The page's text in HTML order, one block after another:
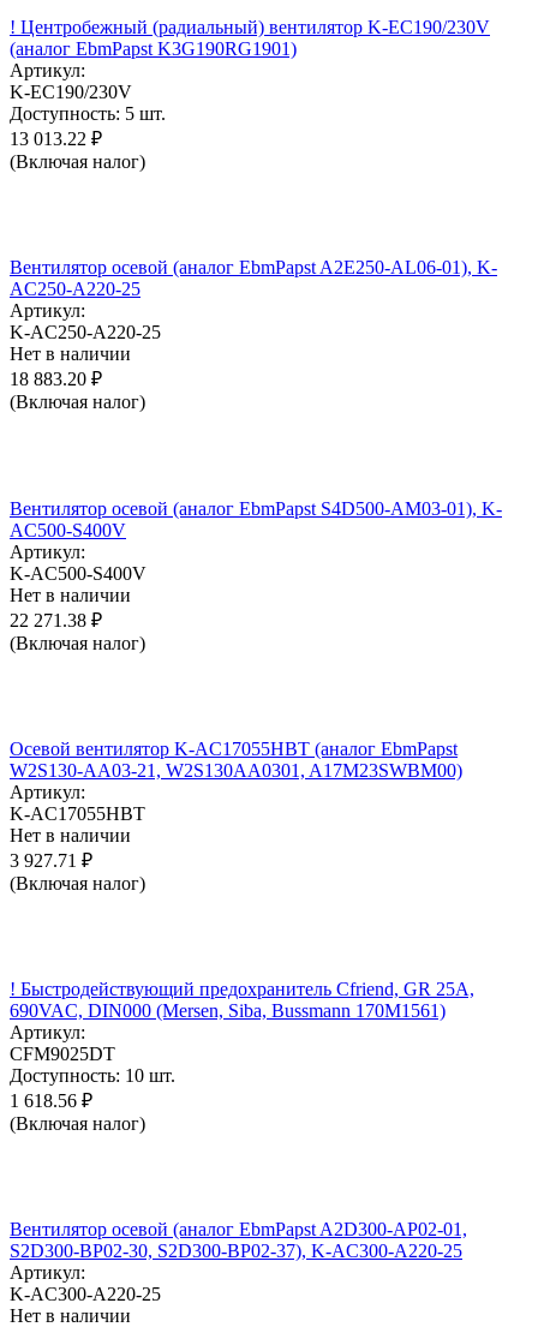
! Центробежный (радиальный) вентилятор K-EC190/230V
(аналог EbmPapst K3G190RG1901)
Артикул:
K-EC190/230V
Доступность: 5 шт.
13 013.22 ₽
(Включая налог)
Вентилятор осевой (аналог EbmPapst A2E250-AL06-01), K-
AC250-A220-25
Артикул:
K-AC250-A220-25
Нет в наличии
18 883.20 ₽
(Включая налог)
Вентилятор осевой (аналог EbmPapst S4D500-AM03-01), K-
AC500-S400V
Артикул:
K-AC500-S400V
Нет в наличии
22 271.38 ₽
(Включая налог)
Осевой вентилятор K-AC17055HBT (аналог EbmPapst
W2S130-AA03-21, W2S130AA0301, A17M23SWBM00)
Артикул:
K-AC17055HBT
Нет в наличии
3 927.71 ₽
(Включая налог)
! Быстродействующий предохранитель Cfriend, GR 25А,
690VAC, DIN000 (Mersen, Siba, Bussmann 170M1561)
Артикул:
CFM9025DT
Доступность: 10 шт.
1 618.56 ₽
(Включая налог)
Вентилятор осевой (аналог EbmPapst A2D300-AP02-01,
S2D300-BP02-30, S2D300-BP02-37), K-AC300-A220-25
Артикул:
K-AC300-A220-25
Нет в наличии